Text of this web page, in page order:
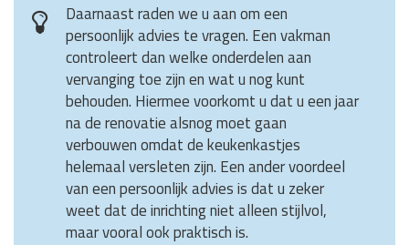
Daarnaast raden we u aan om een
persoonlijk advies te vragen. Een vakman
controleert dan welke onderdelen aan
vervanging toe zijn en wat u nog kunt
behouden. Hiermee voorkomt u dat u een jaar
na de renovatie alsnog moet gaan
verbouwen omdat de keukenkastjes
helemaal versleten zijn. Een ander voordeel
van een persoonlijk advies is dat u zeker
weet dat de inrichting niet alleen stijlvol,
maar vooral ook praktisch is.